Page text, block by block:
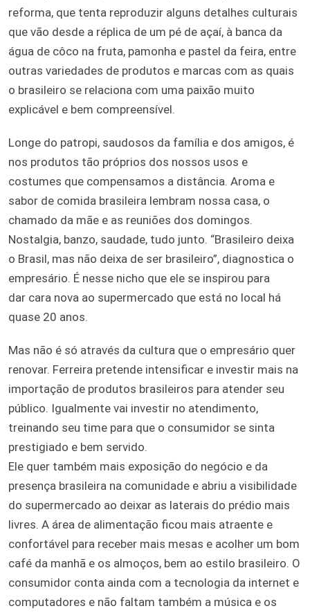
reforma, que tenta reproduzir alguns detalhes culturais
que vão desde a réplica de um pé de açaí, à banca da
água de côco na fruta, pamonha e pastel da feira, entre
outras variedades de produtos e marcas com as quais
o brasileiro se relaciona com uma paixão muito
explicável e bem compreensível.
Longe do patropi, saudosos da família e dos amigos, é
nos produtos tão próprios dos nossos usos e
costumes que compensamos a distância. Aroma e
sabor de comida brasileira lembram nossa casa, o
chamado da mãe e as reuniões dos domingos.
Nostalgia, banzo, saudade, tudo junto. “Brasileiro deixa
o Brasil, mas não deixa de ser brasileiro”, diagnostica o
empresário. É nesse nicho que ele se inspirou para
dar cara nova ao supermercado que está no local há
quase 20 anos.
Mas não é só através da cultura que o empresário quer
renovar. Ferreira pretende intensificar e investir mais na
importação de produtos brasileiros para atender seu
público. Igualmente vai investir no atendimento,
treinando seu time para que o consumidor se sinta
prestigiado e bem servido.
Ele quer também mais exposição do negócio e da
presença brasileira na comunidade e abriu a visibilidade
do supermercado ao deixar as laterais do prédio mais
livres. A área de alimentação ficou mais atraente e
confortável para receber mais mesas e acolher um bom
café da manhã e os almoços, bem ao estilo brasileiro. O
consumidor conta ainda com a tecnologia da internet e
computadores e não faltam também a música e os